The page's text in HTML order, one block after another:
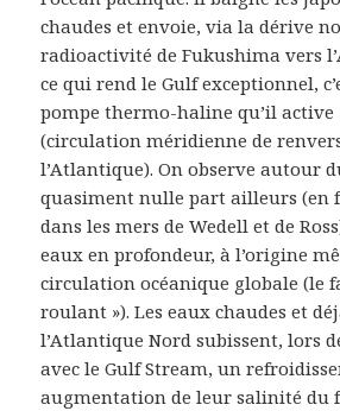
chaudes et envoie, via la dérive
radioactivité de Fukushima vers
ce qui rend le Gulf exceptionnel,
pompe thermo-haline qu’il active
(circulation méridienne de
l’Atlantique). On observe autour
quasiment nulle part ailleurs (en
dans les mers de Wedell et de
eaux en profondeur, à l’origine
circulation océanique globale (le
roulant »). Les eaux chaudes et
l’Atlantique Nord subissent, lors
avec le Gulf Stream, un
augmentation de leur salinité du